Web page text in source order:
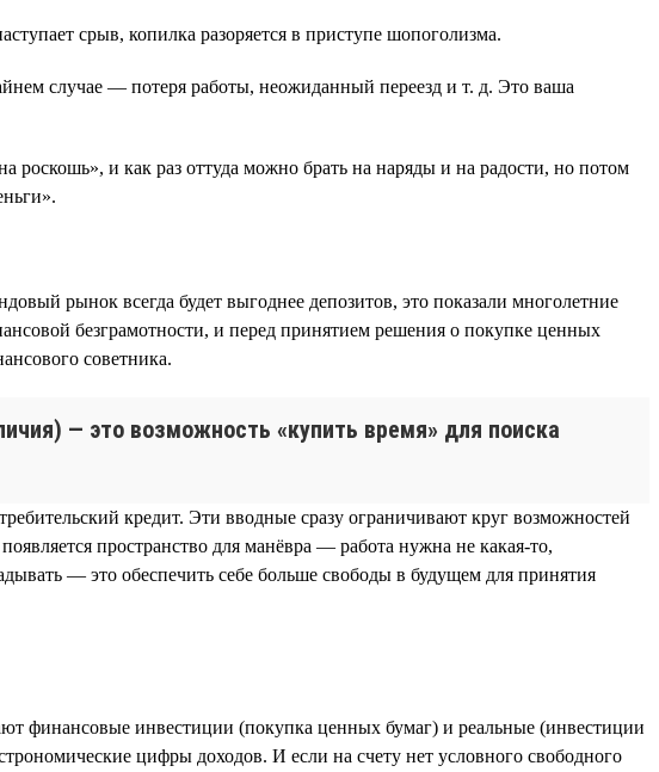
срыв, копилка разоряется в приступе шопоголизма.
случае — потеря работы, неожиданный переезд и т. д. Это ваша
и как раз оттуда можно брать на наряды и на радости, но потом
рынок всегда будет выгоднее депозитов, это показали многолетние
безграмотности, и перед принятием решения о покупке ценных
советника.
— это возможность «купить время» для поиска
кредит. Эти вводные сразу ограничивают круг возможностей
пространство для манёвра — работа нужна не какая-то,
— это обеспечить себе больше свободы в будущем для принятия
финансовые инвестиции (покупка ценных бумаг) и реальные (инвестиции
цифры доходов. И если на счету нет условного свободного